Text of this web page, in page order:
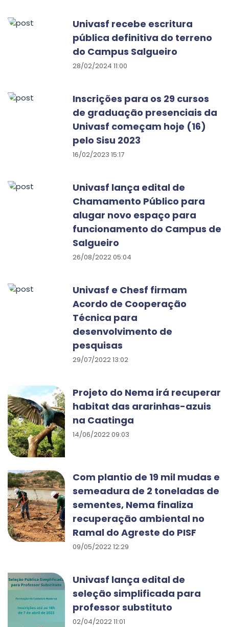
Univasf recebe escritura
pública definitiva do terreno
do Campus Salgueiro
28/02/2024 11:00
Inscrições para os 29 cursos
de graduação presenciais da
Univasf começam hoje (16)
pelo Sisu 2023
16/02/2023 15:17
Univasf lança edital de
Chamamento Público para
alugar novo espaço para
funcionamento do Campus de
Salgueiro
26/08/2022 05:04
Univasf e Chesf firmam
Acordo de Cooperação
Técnica para
desenvolvimento de
pesquisas
29/07/2022 13:02
Projeto do Nema irá recuperar
habitat das ararinhas-azuis
na Caatinga
14/06/2022 09:03
Com plantio de 19 mil mudas e
semeadura de 2 toneladas de
sementes, Nema finaliza
recuperação ambiental no
Ramal do Agreste do PISF
09/05/2022 12:29
Univasf lança edital de
seleção simplificada para
professor substituto
02/04/2022 11:01